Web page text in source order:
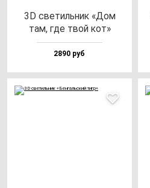
3D све­тиль­ник «Дом
там, где твой кот»
2890 руб